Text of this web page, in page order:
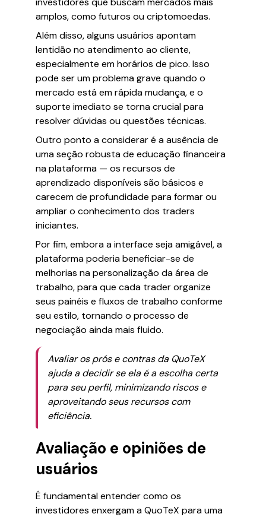
amplos, como futuros ou criptomoedas.
Além disso, alguns usuários apontam
lentidão no atendimento ao cliente,
especialmente em horários de pico. Isso
pode ser um problema grave quando o
mercado está em rápida mudança, e o
suporte imediato se torna crucial para
resolver dúvidas ou questões técnicas.
Outro ponto a considerar é a ausência de
uma seção robusta de educação financeira
na plataforma — os recursos de
aprendizado disponíveis são básicos e
carecem de profundidade para formar ou
ampliar o conhecimento dos traders
iniciantes.
Por fim, embora a interface seja amigável, a
plataforma poderia beneficiar-se de
melhorias na personalização da área de
trabalho, para que cada trader organize
seus painéis e fluxos de trabalho conforme
seu estilo, tornando o processo de
negociação ainda mais fluido.
Avaliar os prós e contras da QuoTeX
ajuda a decidir se ela é a escolha certa
para seu perfil, minimizando riscos e
aproveitando seus recursos com
eficiência.
Avaliação e opiniões de
usuários
É fundamental entender como os
investidores enxergam a QuoTeX para uma